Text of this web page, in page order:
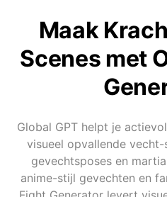
Maak
Scenes met
Global GPT helpt je
visueel opvallende vecht-
gevechtsposes en
anime-stijl gevechten en